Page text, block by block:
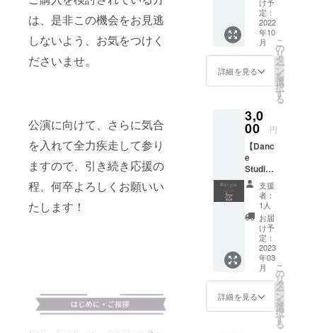
は、是非この機会をお見逃
しないよう、お気をつけく
ださいませ。
公演に向けて、さらに気合
を入れて全力疾走して参り
ますので、引き続き応援の
程、何卒よろしくお願いい
たします！
著作権
者の許
可無
く、著
作権法
および
関連法
られた
個人利
用の範
囲を超
えて、
複製、
転載、
転用等
の二次
利用を
行うこ
とを固
く禁止
しま
す。
け形
式］
9/26(月)
開場は
開演15
分前よ
り 場
所：
Half
沢） ア
クセス
http://w
ww.half
moonh
all.com/
Access
.html
[お届け
形式] チ
ケット
確保
後、受
領メー
ル送
付。 印
頂いた
ご支援
に対す
るお礼
のお手
紙〉
〈本公
For..."オ
リジナ
ルサ
コッ
シュ〉
観劇中
の貴重
品入れ
に是非
ご活用
くださ
い！
（デザ
イン
案：画
像②）
本体：
け予
定：
2022
年10
月
詳細を見る
こ
の
リ
タ
ー
ン
を
選
択
す
る
3,0
00 円
【Danc
e
Studio
Sunny
Piece体
験レッ
スン１
回分】
川越
校、恵
比寿校
からご
選択い
ただけ
ます。
支援
者：
1人
お届
け予
定：
2023
年03
月
詳細を見る
こ
の
リ
タ
ー
ン
を
選
択
す
る